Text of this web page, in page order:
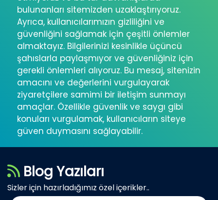
bulunanları sitemizden uzaklaştırıyoruz.
Ayrıca, kullanıcılarımızın gizliliğini ve
güvenliğini sağlamak için çeşitli önlemler
almaktayız. Bilgilerinizi kesinlikle üçüncü
şahıslarla paylaşmıyor ve güvenliğiniz için
gerekli önlemleri alıyoruz. Bu mesaj, sitenizin
amacını ve değerlerini vurgulayarak
ziyaretçilere samimi bir iletişim sunmayı
amaçlar. Özellikle güvenlik ve saygı gibi
konuları vurgulamak, kullanıcıların siteye
güven duymasını sağlayabilir.
Blog Yazıları
Sizler için hazırladığımız özel içerikler..